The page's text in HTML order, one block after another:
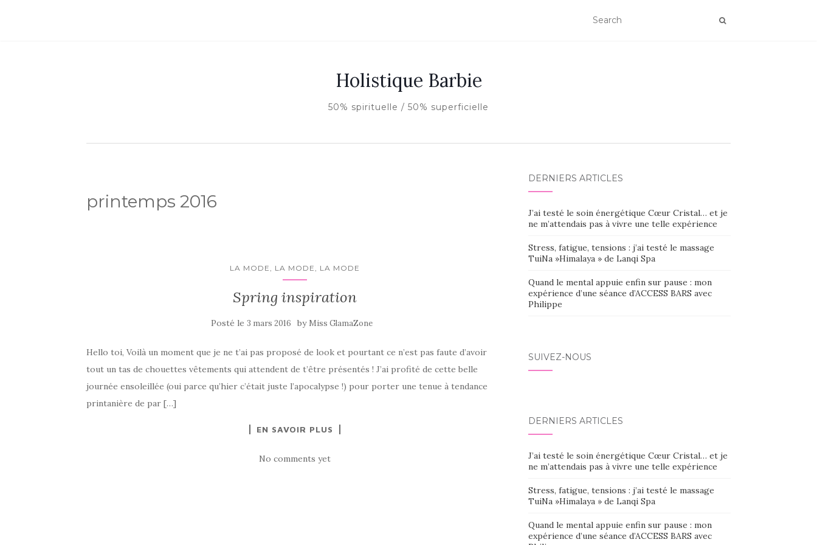
Holistique Barbie
50% spirituelle / 50% superficielle
printemps 2016
LA MODE, LA MODE, LA MODE
Spring inspiration
Posté le 3 mars 2016 by Miss GlamaZone
Hello toi, Voilà un moment que je ne t’ai pas proposé de look et pourtant ce n’est pas faute d’avoir
tout un tas de chouettes vêtements qui attendent de t’être présentés ! J’ai profité de cette belle
journée ensoleillée (oui parce qu’hier c’était juste l’apocalypse !) pour porter une tenue à tendance
printanière de par […]
EN SAVOIR PLUS
No comments yet
DERNIERS ARTICLES
J’ai testé le soin énergétique Cœur Cristal… et je
ne m’attendais pas à vivre une telle expérience
Stress, fatigue, tensions : j’ai testé le massage
TuiNa »Himalaya » de Lanqi Spa
Quand le mental appuie enfin sur pause : mon
expérience d’une séance d’ACCESS BARS avec
Philippe
SUIVEZ-NOUS
DERNIERS ARTICLES
J’ai testé le soin énergétique Cœur Cristal… et je
ne m’attendais pas à vivre une telle expérience
Stress, fatigue, tensions : j’ai testé le massage
TuiNa »Himalaya » de Lanqi Spa
Quand le mental appuie enfin sur pause : mon
expérience d’une séance d’ACCESS BARS avec